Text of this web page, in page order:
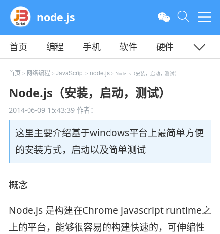
node.js
首页 编程 手机 软件
硬件
教程
平面 服务器
首页 > 网络编程 > JavaScript> node.js> Node.js（安装，启动，测试）
Node.js（安装，启动，测试）
2014-06-09 15:43:39作者：
这里主要介绍基于windows平台上最简单方便
的安装方式，启动以及简单测试
概念
Node.js 是构建在Chrome javascript runtime之
上的平台，能够很容易的构建快速的，可伸缩性